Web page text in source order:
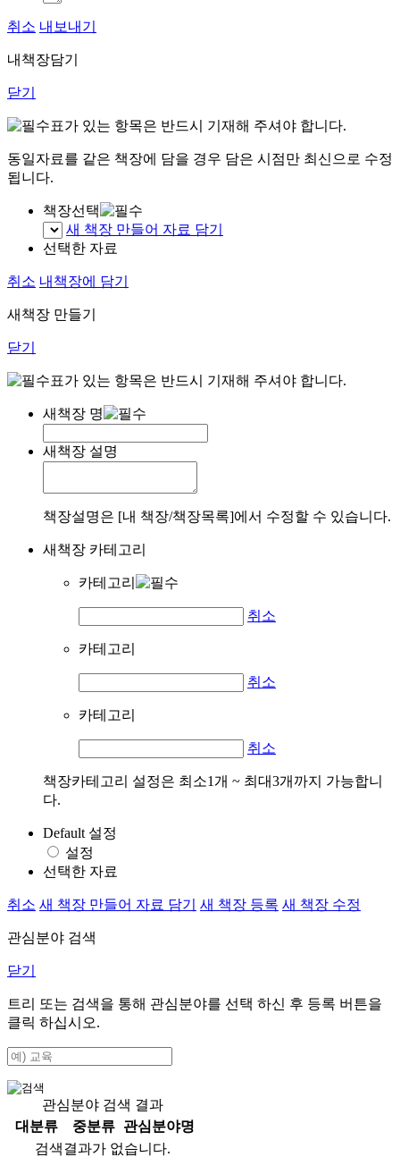
취소 내보내기
내책장담기
닫기
표가 있는 항목은 반드시 기재해 주셔야 합니다.
동일자료를 같은 책장에 담을 경우 담은 시점만 최신으로 수정
됩니다.
책장선택
새 책장 만들어 자료 담기
선택한 자료
취소 내책장에 담기
새책장 만들기
닫기
표가 있는 항목은 반드시 기재해 주셔야 합니다.
새책장 명
새책장 설명
책장설명은 [내 책장/책장목록]에서 수정할 수 있습니다.
새책장 카테고리
카테고리
취소
카테고리
취소
카테고리
취소
책장카테고리 설정은 최소1개 ~ 최대3개까지 가능합니
다.
Default 설정
설정
선택한 자료
취소 새 책장 만들어 자료 담기 새 책장 등록 새 책장 수정
관심분야 검색
닫기
트리 또는 검색을 통해 관심분야를 선택 하신 후 등록 버튼을
클릭 하십시오.
관심분야 검색 결과
대분류
중분류
관심분야명
검색결과가 없습니다.